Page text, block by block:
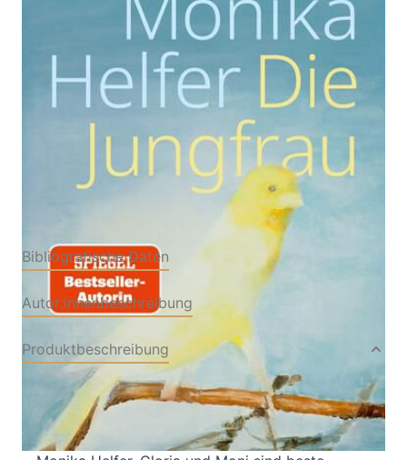
VonMonika Helfer
Verlag: Hanser 21.08.2023
152 Seiten
Hardcover
ISBN: 978-3-
44627789-2
Bibliografische Daten
Autor:innenbeschreibung
Produktbeschreibung
Zwei Jugendfreundinnen – die eine reich, die
andere arm. Nach einem halben Jahrhundert
begegnen sie sich wieder. Der neue Roman von